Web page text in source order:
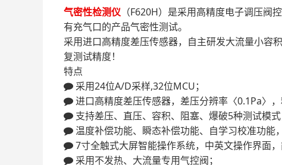
气密性检测仪 （F620H）是采用高精度电子调压
有充气口的产品气密性测试。
采用进口高精度差压传感器，自主研发大流量小容
复测试精度！
特点
 采用24位A/D采样,32位MCU；
 进口高精度差压传感器，差压分辨率〈0.1Pa〉，
 支持差压、直压、容积、阻塞、爆破5种测试模式
 温度补偿功能、瞬态补偿功能、自学习校准功能
 7寸全触式大屏智能操作系统，中英文操作界面，
 采用不发热、大流量专用气控阀；